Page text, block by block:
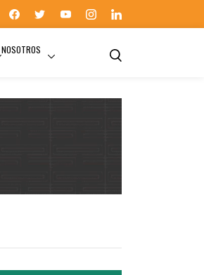
NOSOTROS